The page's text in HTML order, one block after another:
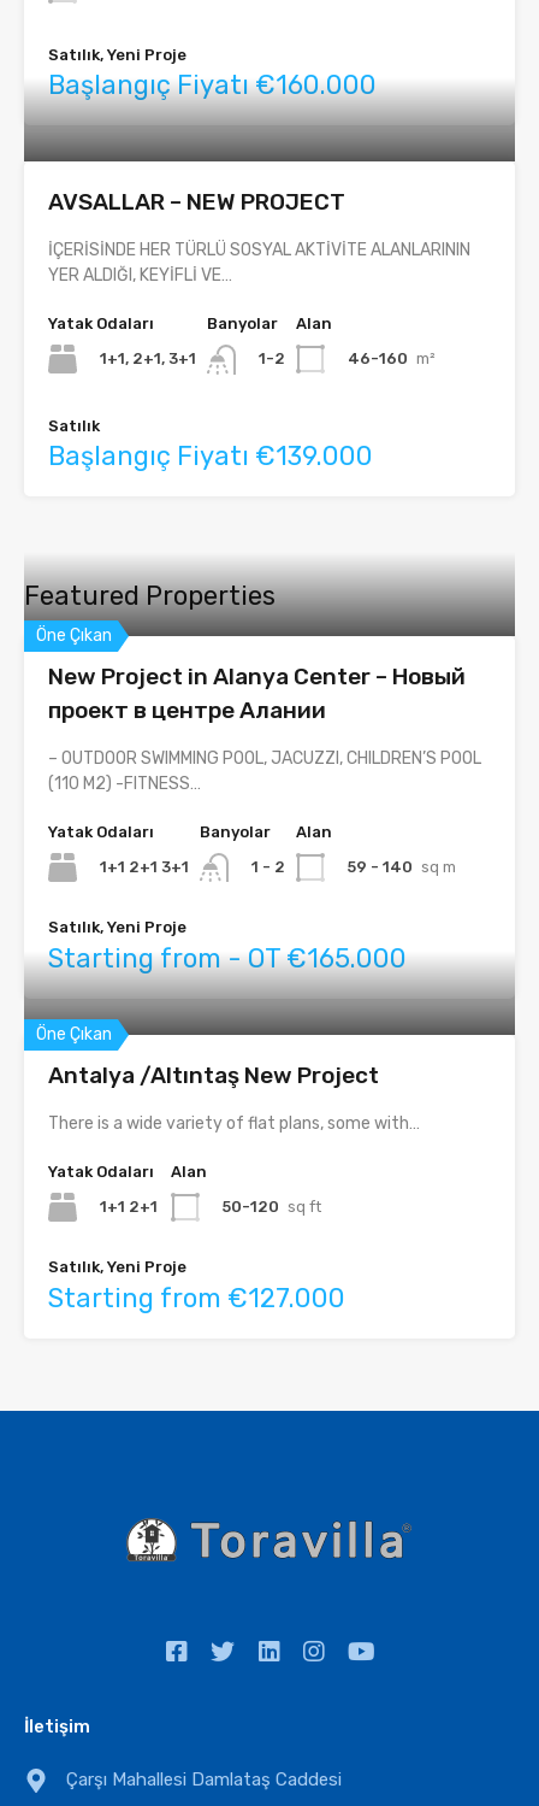
Satılık, Yeni Proje
Başlangıç Fiyatı €160.000
AVSALLAR – NEW PROJECT
İÇERİSİNDE HER TÜRLÜ SOSYAL AKTİVİTE ALANLARININ
YER ALDIĞI, KEYİFLİ VE…
Yatak Odaları
1+1, 2+1, 3+1
Banyolar
1-2
Alan
46-160 m²
Satılık
Başlangıç Fiyatı €139.000
Featured Properties
Öne Çıkan
New Project in Alanya Center – Новый
проект в центре Алании
– OUTDOOR SWIMMING POOL, JACUZZI, CHILDREN’S POOL
(110 M2) -FITNESS…
Yatak Odaları
1+1 2+1 3+1
Banyolar
1 - 2
Alan
59 - 140 sq m
Satılık, Yeni Proje
Starting from - OT €165.000
Öne Çıkan
Antalya /Altıntaş New Project
There is a wide variety of flat plans, some with…
Yatak Odaları
1+1 2+1
Alan
50-120 sq ft
Satılık, Yeni Proje
Starting from €127.000
İletişim
Çarşı Mahallesi Damlataş Caddesi